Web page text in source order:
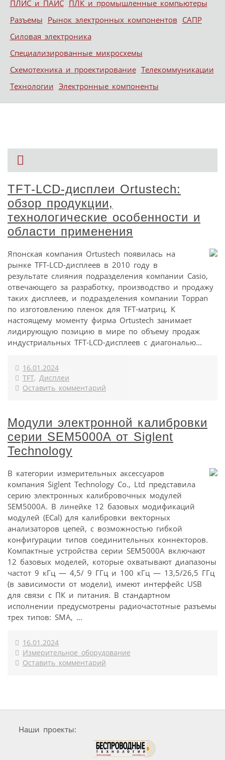
ПЛИС и ПАИС ПЛК и промышленные компьютеры
Разъемы Рынок электронных компонентов САПР
Силовая электроника
Специализированные микросхемы
Схемотехника и проектирование Телекоммуникации
Технологии Электронные компоненты
TFT-LCD-дисплеи Ortustech:
обзор продукции,
технологические особенности и
области применения
Японская компания Ortustech появилась на
рынке TFT-LCD-дисплеев в 2010 году в
результате слияния подразделения компании Casio,
отвечающего за разработку, производство и продажу
таких дисплеев, и подразделения компании Toppan
по изготовлению пленок для TFT-матриц. К
настоящему моменту фирма Ortustech занимает
лидирующую позицию в мире по объему продаж
индустриальных TFT-LCD-дисплеев с диагональю...
16.01.2024
TFT, Дисплеи
Оставить комментарий
Модули электронной калибровки
серии SEM5000A от Siglent
Technology
В категории измерительных аксессуаров
компания Siglent Technology Co., Ltd представила
серию электронных калибровочных модулей
SEM5000A. В линейке 12 базовых модификаций
модулей (ECal) для калибровки векторных
анализаторов цепей, c возможностью гибкой
конфигурации типов соединительных коннекторов.
Компактные устройства серии SEM5000A включают
12 базовых моделей, которые охватывают диапазоны
частот 9 кГц — 4,5/ 9 ГГц и 100 кГц — 13,5/26,5 ГГц
(в зависимости от модели), имеют интерфейс USB
для связи с ПК и питания. В стандартном
исполнении предусмотрены радиочастотные разъемы
трех типов: SMA, ...
16.01.2024
Измерительное оборудование
Оставить комментарий
Наши проекты: